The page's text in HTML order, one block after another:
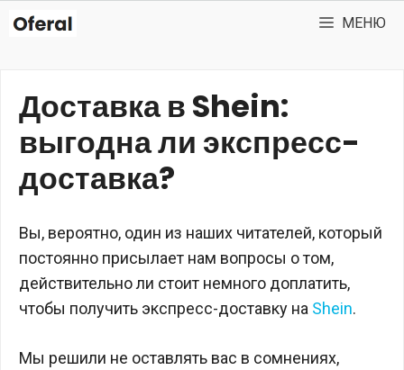
Перейти
МЕНЮ
Доставка в Shein:
выгодна ли экспресс-
доставка?
Вы, вероятно, один из наших читателей, который
постоянно присылает нам вопросы о том,
действительно ли стоит немного доплатить,
чтобы получить экспресс-доставку на Shein.
Мы решили не оставлять вас в сомнениях,